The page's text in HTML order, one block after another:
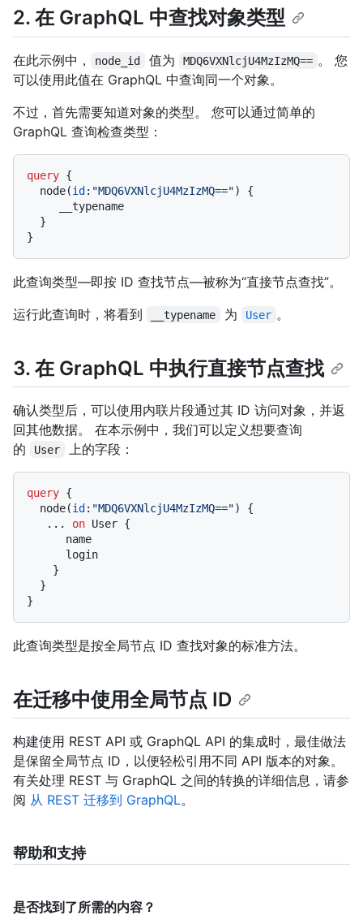
2. 在 GraphQL 中查找对象类型
在此示例中， node_id 值为 MDQ6VXNlcjU4MzIzMQ== 。 您
可以使用此值在 GraphQL 中查询同一个对象。
不过，首先需要知道对象的类型。 您可以通过简单的
GraphQL 查询检查类型：
query {
  node
(id: "MDQ6VXNlcjU4MzIzMQ==")
{
}
}
此查询类型—即按 ID 查找节点—被称为“直接节点查找”。
运行此查询时，将看到
__typename 为 User 。
3. 在 GraphQL 中执行直接节点查找
确认类型后，可以使用内联片段通过其 ID 访问对象，并返
回其他数据。 在本示例中，我们可以定义想要查询
的
User 上的字段：
query {
  node
(id : "MDQ6VXNlcjU4MzIzMQ==")
{
...
on User {
}
}
}
此查询类型是按全局节点 ID 查找对象的标准方法。
在迁移中使用全局节点 ID
构建使用 REST API 或 GraphQL API 的集成时，最佳做法
是保留全局节点 ID，以便轻松引用不同 API 版本的对象。
有关处理 REST 与 GraphQL 之间的转换的详细信息，请参
阅 从 REST 迁移到 GraphQL。
帮助和支持
是否找到了所需的内容？